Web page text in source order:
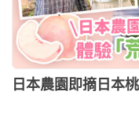
日本農園即摘日本